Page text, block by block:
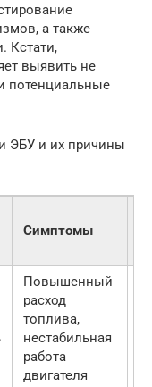
а также
Кстати,
выявить не
потенциальные
ЭБУ и их причины
Симптомы
Повышенный
расход
топлива,
нестабильная
работа
двигателя